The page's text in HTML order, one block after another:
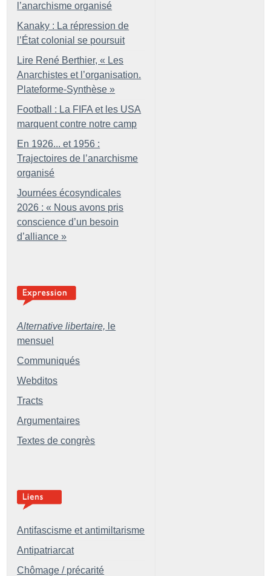
l’anarchisme organisé
Kanaky : La répression de
l’État colonial se poursuit
Lire René Berthier, « Les
Anarchistes et l’organisation.
Plateforme-Synthèse »
Football : La FIFA et les USA
marquent contre notre camp
En 1926... et 1956 :
Trajectoires de l’anarchisme
organisé
Journées écosyndicales
2026 : « Nous avons pris
conscience d’un besoin
d’alliance »
Alternative libertaire, le
mensuel
Communiqués
Webditos
Tracts
Argumentaires
Textes de congrès
Antifascisme et antimiltarisme
Antipatriarcat
Chômage / précarité